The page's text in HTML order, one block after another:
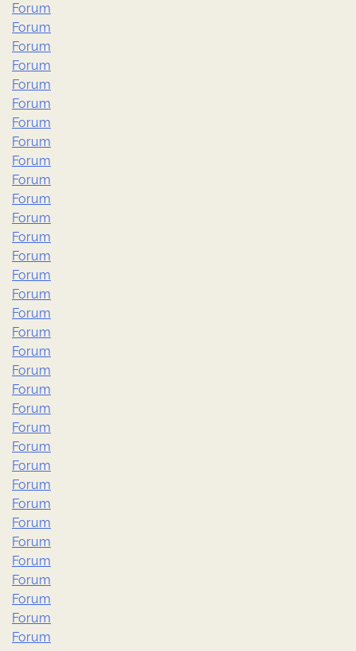
Forum
Forum
Forum
Forum
Forum
Forum
Forum
Forum
Forum
Forum
Forum
Forum
Forum
Forum
Forum
Forum
Forum
Forum
Forum
Forum
Forum
Forum
Forum
Forum
Forum
Forum
Forum
Forum
Forum
Forum
Forum
Forum
Forum
Forum